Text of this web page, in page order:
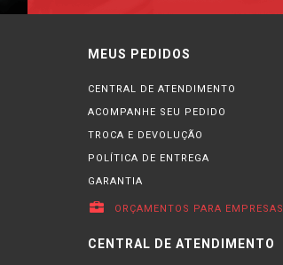
MEUS PEDIDOS
CENTRAL DE ATENDIMENTO
ACOMPANHE SEU PEDIDO
TROCA E DEVOLUÇÃO
POLÍTICA DE ENTREGA
GARANTIA
ORÇAMENTOS PARA EMPRESAS
CENTRAL DE ATENDIMENTO